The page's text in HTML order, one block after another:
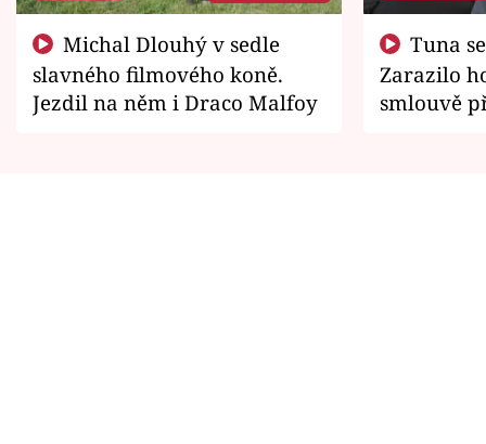
slavného filmového koně.
Jezdil na něm i Draco Malfoy
Zarazilo
smlouvě